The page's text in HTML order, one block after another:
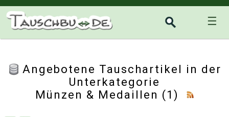
☰
Angebotene Tauschartikel in der
Unterkategorie
Münzen & Medaillen (1)